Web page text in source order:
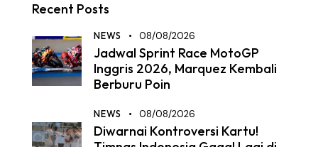
Recent Posts
NEWS 08/08/2026
Jadwal Sprint Race MotoGP
Inggris 2026, Marquez Kembali
Berburu Poin
NEWS 08/08/2026
Diwarnai Kontroversi Kartu!